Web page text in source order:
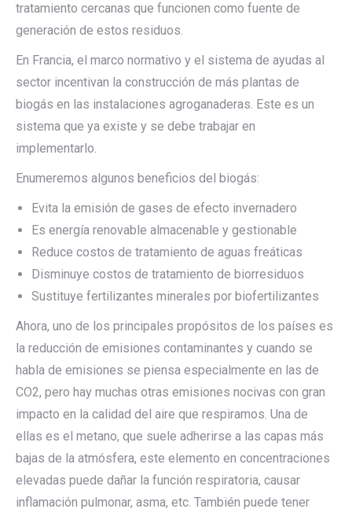
tratamiento cercanas que funcionen como fuente de
generación de estos residuos.
En Francia, el marco normativo y el sistema de ayudas al
sector incentivan la construcción de más plantas de
biogás en las instalaciones agroganaderas. Este es un
sistema que ya existe y se debe trabajar en
implementarlo.
Enumeremos algunos beneficios del biogás:
Evita la emisión de gases de efecto invernadero
Es energía renovable almacenable y gestionable
Reduce costos de tratamiento de aguas freáticas
Disminuye costos de tratamiento de biorresiduos
Sustituye fertilizantes minerales por biofertilizantes
Ahora, uno de los principales propósitos de los países es
la reducción de emisiones contaminantes y cuando se
habla de emisiones se piensa especialmente en las de
CO2, pero hay muchas otras emisiones nocivas con gran
impacto en la calidad del aire que respiramos. Una de
ellas es el metano, que suele adherirse a las capas más
bajas de la atmósfera, este elemento en concentraciones
elevadas puede dañar la función respiratoria, causar
inflamación pulmonar, asma, etc. También puede tener